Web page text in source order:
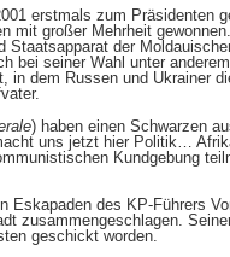
erstmals zum Präsidenten
mit großer Mehrheit
Staatsapparat der
bei seiner Wahl unter
in dem Russen und Ukrainer
) haben einen Schwarzen
uns jetzt hier Politik…
Kundgebung
Eskapaden des KP-Führers
zusammengeschlagen.
geschickt worden.